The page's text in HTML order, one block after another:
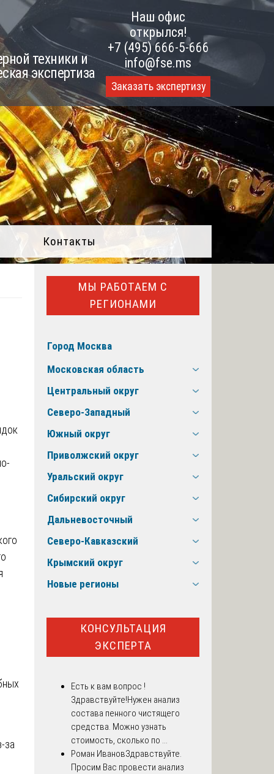
техники и
экспертиза
Наш офис
открылся!
+7 (495) 666-5-666
info@fse.ms
Заказать экспертизу
Контакты
за
МЫ РАБОТАЕМ С
РЕГИОНАМИ
Город Москва
Московская область
Центральный округ
Северо-Западный
Южный округ
Приволжский округ
Уральский округ
Сибирский округ
Дальневосточный
Северо-Кавказский
Крымский округ
Новые регионы
КОНСУЛЬТАЦИЯ
ЭКСПЕРТА
Есть к вам вопрос !
Здравствуйте!Нужен анализ
состава пенного чистящего
средства. Можно узнать
стоимость, сколько по ...
Роман ИвановЗдравствуйте.
Просим Вас провести анализ